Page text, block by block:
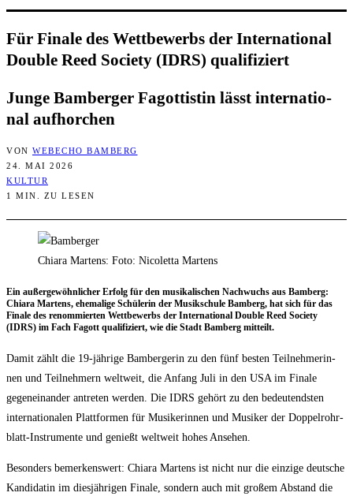
Für Fina­le des Wett­be­werbs der Inter­na­tio­nal
Dou­ble Reed Socie­ty (IDRS) qualifiziert
Jun­ge Bam­ber­ger Fagot­tis­tin lässt inter­na­tio­
nal aufhorchen
VON WEBECHO BAMBERG
24. MAI 2026
KULTUR
1 MIN. ZU LESEN
Chiara Martens: Foto: Nicoletta Martens
Ein außer­ge­wöhn­li­cher Erfolg für den musi­ka­li­schen Nach­wuchs aus Bam­berg:
Chia­ra Mar­tens, ehe­ma­li­ge Schü­le­rin der Musik­schu­le Bam­berg, hat sich für das
Fina­le des renom­mier­ten Wett­be­werbs der Inter­na­tio­nal Dou­ble Reed Socie­ty
(IDRS) im Fach Fagott qua­li­fi­ziert, wie die Stadt Bam­berg mitteilt.
Damit zählt die 19-jäh­ri­ge Bam­ber­ge­rin zu den fünf bes­ten Teil­neh­me­rin­
nen und Teil­neh­mern welt­weit, die Anfang Juli in den USA im Fina­le
gegen­ein­an­der antre­ten wer­den. Die IDRS gehört zu den bedeu­tends­ten
inter­na­tio­na­len Platt­for­men für Musi­ke­rin­nen und Musi­ker der Dop­pel­rohr­
blatt-Instru­men­te und genießt welt­weit hohes Ansehen.
Beson­ders bemer­kens­wert: Chia­ra Mar­tens ist nicht nur die ein­zi­ge deut­sche
Kan­di­da­tin im dies­jäh­ri­gen Fina­le, son­dern auch mit gro­ßem Abstand die